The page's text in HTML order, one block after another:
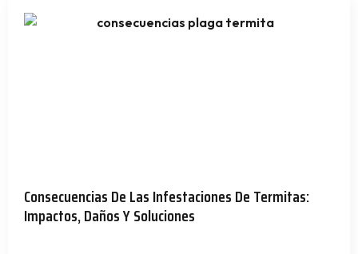
Consecuencias De Las Infestaciones De Termitas:
Impactos, Daños Y Soluciones